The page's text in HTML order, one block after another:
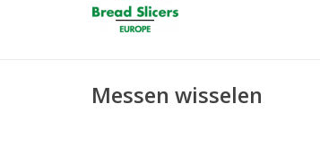
Messen wisselen